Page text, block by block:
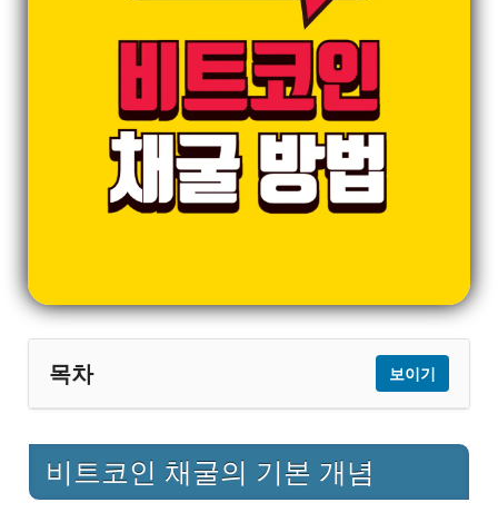
목차 보이기
2 비트코인 채굴의 원리
비트코인 채굴의 기본 개념